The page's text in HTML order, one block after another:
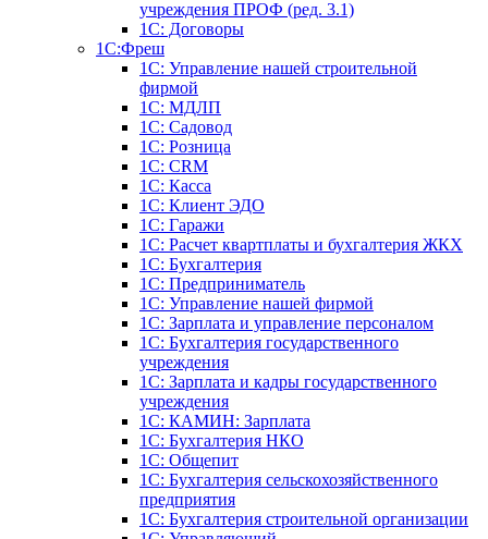
учреждения ПРОФ (ред. 3.1)
1С: Договоры
1С:Фреш
1С: Управление нашей строительной
фирмой
1С: МДЛП
1С: Садовод
1С: Розница
1C: CRM
1C: Касса
1С: Клиент ЭДО
1С: Гаражи
1C: Расчет квартплаты и бухгалтерия ЖКХ
1C: Бухгалтерия
1C: Предприниматель
1C: Управление нашей фирмой
1C: Зарплата и управление персоналом
1C: Бухгалтерия государственного
учреждения
1C: Зарплата и кадры государственного
учреждения
1C: КАМИН: Зарплата
1C: Бухгалтерия НКО
1С: Общепит
1С: Бухгалтерия сельскохозяйст­венного
предприятия
1С: Бухгалтерия строительной организации